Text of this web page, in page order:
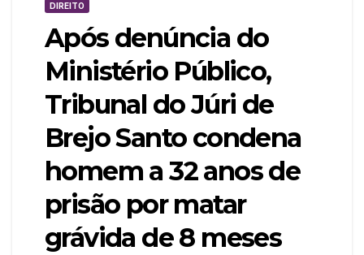
DIREITO
Após denúncia do
Ministério Público,
Tribunal do Júri de
Brejo Santo condena
homem a 32 anos de
prisão por matar
grávida de 8 meses